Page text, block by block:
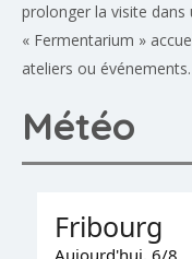
prolonger la visite dans
« Fermentarium »
ateliers ou événements.
Météo